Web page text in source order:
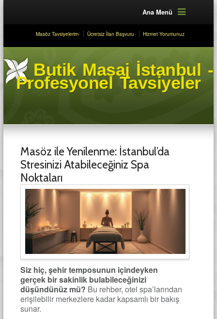
Ana Menü
Masöz Tavsiyelerim Ücretsiz İlan Başvuru Hizmet Yorumunuz
Butik Masaj İstanbul -
Profesyonel Tavsiyeler
Masöz ile Yenilenme: İstanbul’da
Stresinizi Atabileceğiniz Spa
Noktaları
Siz hiç, şehir temposunun içindeyken
gerçek bir sakinlik bulabileceğinizi
düşündünüz mü? Bu rehber, otel spa’larından
erişilebilir merkezlere kadar kapsamlı bir bakış
sunar.